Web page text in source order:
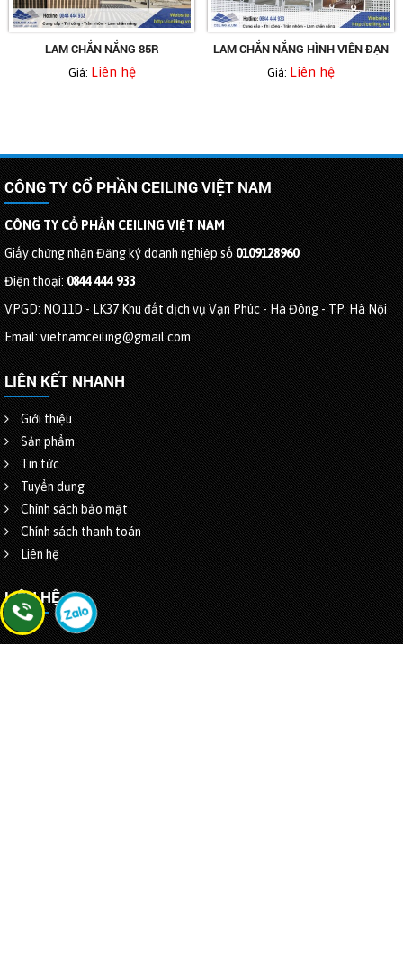
LAM CHẮN NẮNG 85R
Giá: Liên hệ
LAM CHẮN NẮNG HÌNH VIÊN ĐẠN
Giá: Liên hệ
CÔNG TY CỔ PHẦN CEILING VIỆT NAM
CÔNG TY CỔ PHẦN CEILING VIỆT NAM
Giấy chứng nhận Đăng ký doanh nghiệp số0109128960
Điện thoại:0844 444 933
VPGD: NO11D - LK37 Khu đất dịch vụ Vạn Phúc - Hà Đông - TP. Hà Nội
Email: vietnamceiling@gmail.com
LIÊN KẾT NHANH
Giới thiệu
Sản phẩm
Tin tức
Tuyển dụng
Chính sách bảo mật
Chính sách thanh toán
Liên hệ
LIÊN HỆ